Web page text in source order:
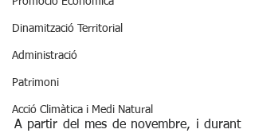
Dinamització Territorial
Administració
Patrimoni
Acció Climàtica i Medi Natural
A partir del mes de novembre, i durant